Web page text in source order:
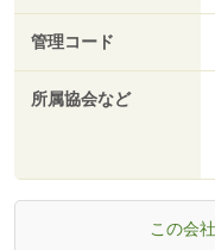
管理コード
所属協会など
この会